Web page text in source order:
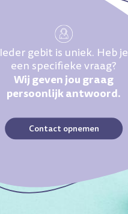
Ieder gebit is uniek. Heb je
een specifieke vraag?
Wij geven jou graag
persoonlijk antwoord.
Contact opnemen